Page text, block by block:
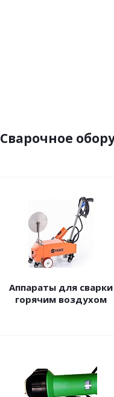
Сварочное
Аппараты для сварки
горячим воздухом